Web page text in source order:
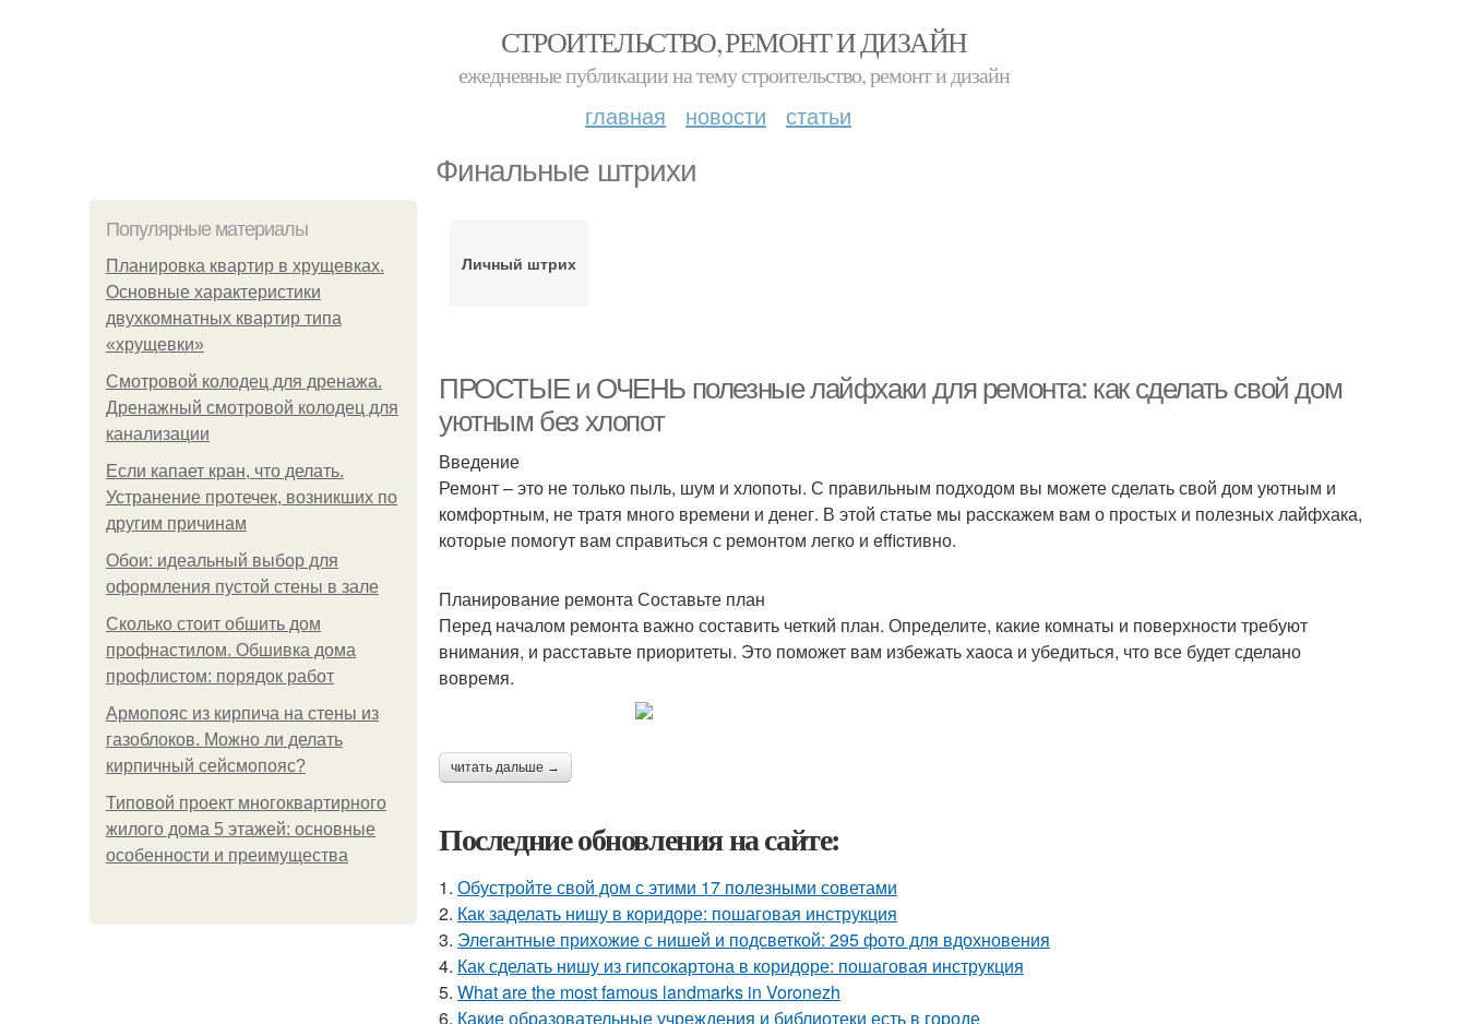
СТРОИТЕЛЬСТВО, РЕМОНТ И ДИЗАЙН
ежедневные публикации на тему строительство, ремонт и дизайн
главная новости статьи
Финальные штрихи
Популярные материалы
Планировка квартир в хрущевках.
Основные характеристики
двухкомнатных квартир типа
«хрущевки»
Смотровой колодец для дренажа.
Дренажный смотровой колодец для
канализации
Если капает кран, что делать.
Устранение протечек, возникших по
другим причинам
Обои: идеальный выбор для
оформления пустой стены в зале
Сколько стоит обшить дом
профнастилом. Обшивка дома
профлистом: порядок работ
Армопояс из кирпича на стены из
газоблоков. Можно ли делать
кирпичный сейсмопояс?
Типовой проект многоквартирного
жилого дома 5 этажей: основные
особенности и преимущества
Личный штрих
ПРОСТЫЕ и ОЧЕНЬ полезные лайфхаки для ремонта: как сделать свой дом
уютным без хлопот
Введение
Ремонт – это не только пыль, шум и хлопоты. С правильным подходом вы можете сделать свой дом уютным и
комфортным, не тратя много времени и денег. В этой статье мы расскажем вам о простых и полезных лайфхака,
которые помогут вам справиться с ремонтом легко и efficтивно.
Планирование ремонта Составьте план
Перед началом ремонта важно составить четкий план. Определите, какие комнаты и поверхности требуют
внимания, и расставьте приоритеты. Это поможет вам избежать хаоса и убедиться, что все будет сделано
вовремя.
читать дальше →
Последние обновления на сайте:
1. Обустройте свой дом с этими 17 полезными советами
2. Как заделать нишу в коридоре: пошаговая инструкция
3. Элегантные прихожие с нишей и подсветкой: 295 фото для вдохновения
4. Как сделать нишу из гипсокартона в коридоре: пошаговая инструкция
5. What are the most famous landmarks in Voronezh
6. Какие образовательные учреждения и библиотеки есть в городе